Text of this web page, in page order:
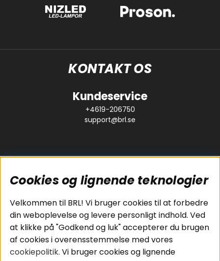
KONTAKT OS
Kundeservice
+4619-206750
support@brl.se
Populære sider
Pakkeløsninger
Bilstereo
Højttalere
Forstærker
Smartphone
Kundeservice
Cookies
Handelsbetingelser
Personvernpolicy
Service / Garanti /
Retur
Cookies og lignende teknologier
Velkommen til BRL! Vi bruger cookies til at forbedre
din weboplevelse og levere personligt indhold. Ved
at klikke på "Godkend og luk" accepterer du brugen
af cookies i overensstemmelse med vores
cookiepolitik. Vi bruger cookies og lignende